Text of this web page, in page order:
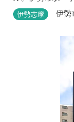
ジネスに観光に
伊勢志摩 伊勢